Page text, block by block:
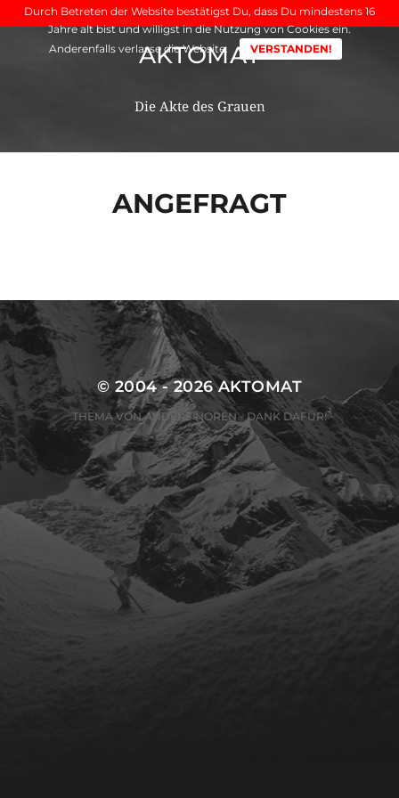
AKTOMAT
Die Akte des Grauen
ANGEFRAGT
© 2004 - 2026AKTOMAT
THEMA VONANDERS NORÉN- DANK DAFÜR!
Durch Betreten der Website bestätigst Du, dass Du mindestens 16
Jahre alt bist und willigst in die Nutzung von Cookies ein.
Anderenfalls verlasse die Website.
VERSTANDEN!